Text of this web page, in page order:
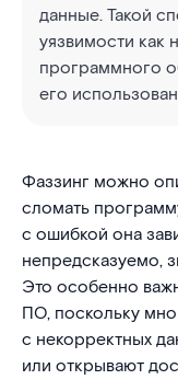
данные. Такой
уязвимости как
программного
его
Фаззинг можно
сломать
с ошибкой она
непредсказуемо,
Это особенно
ПО, поскольку
с некорректных
или открывают